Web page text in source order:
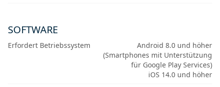
SOFTWARE
Erfordert Betriebssystem
Android 8.0 und höher
(Smartphones mit Unterstützung
für Google Play Services)
iOS 14.0 und höher